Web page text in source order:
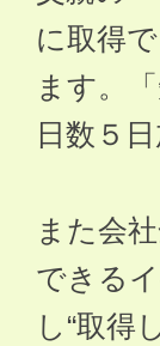
に取得
ます。
日数５
また会
できる
し“取得